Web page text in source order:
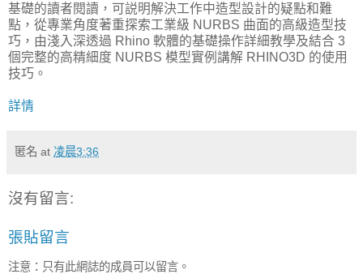
基礎的讀者閱讀，可説明解決工作中造型設計的疑點和難
點，從專業角度著重探索工業級 NURBS 曲面的高級造型技
巧，由淺入深透過 Rhino 軟體的基礎操作詳細教學及結合 3
個完整的高精細度 NURBS 模型實例講解 RHINO3D 的使用
技巧。
詳情
匿名 at 凌晨3:36
沒有留言:
張貼留言
注意：只有此網誌的成員可以留言。